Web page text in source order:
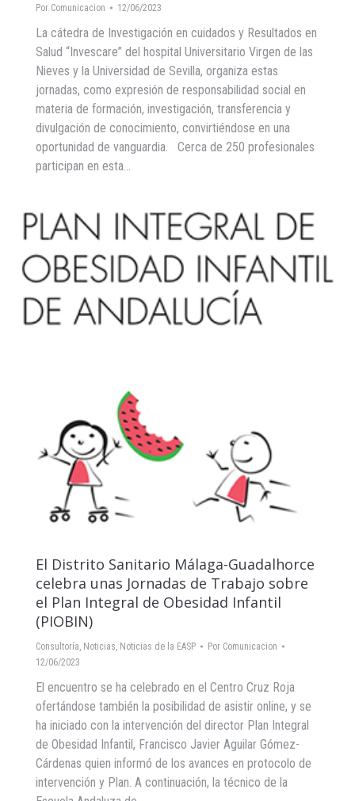
Por Comunicacion 12/06/2023
La cátedra de Investigación en cuidados y Resultados en
Salud “Invescare” del hospital Universitario Virgen de las
Nieves y la Universidad de Sevilla, organiza estas
jornadas, como expresión de responsabilidad social en
materia de formación, investigación, transferencia y
divulgación de conocimiento, convirtiéndose en una
oportunidad de vanguardia. Cerca de 250 profesionales
participan en esta…
El Distrito Sanitario Málaga-Guadalhorce
celebra unas Jornadas de Trabajo sobre
el Plan Integral de Obesidad Infantil
(PIOBIN)
Consultoría, Noticias, Noticias de la EASP Por Comunicacion
12/06/2023
El encuentro se ha celebrado en el Centro Cruz Roja
ofertándose también la posibilidad de asistir online, y se
ha iniciado con la intervención del director Plan Integral
de Obesidad Infantil, Francisco Javier Aguilar Gómez-
Cárdenas quien informó de los avances en protocolo de
intervención y Plan. A continuación, la técnico de la